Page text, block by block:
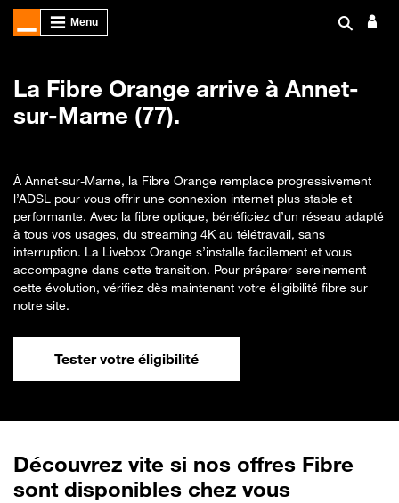
La Fibre Orange arrive à Annet-
sur-Marne (77).
À Annet-sur-Marne, la Fibre Orange remplace progressivement
l’ADSL pour vous offrir une connexion internet plus stable et
performante. Avec la fibre optique, bénéficiez d’un réseau adapté
à tous vos usages, du streaming 4K au télétravail, sans
interruption. La Livebox Orange s’installe facilement et vous
accompagne dans cette transition. Pour préparer sereinement
cette évolution, vérifiez dès maintenant votre éligibilité fibre sur
notre site.
Tester votre éligibilité
Découvrez vite si nos offres Fibre
sont disponibles chez vous